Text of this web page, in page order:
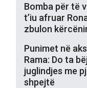
Bomba për të
t’iu afruar
zbulon
Punimet në
Rama: Do ta
juglindjes me
shpejtë